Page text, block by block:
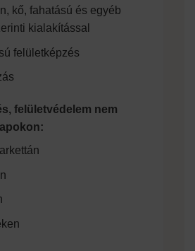
kő, fahatású és egyéb
kialakítással
felületképzés
felületvédelem nem